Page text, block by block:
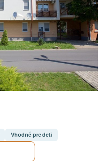
Vhodné pre deti